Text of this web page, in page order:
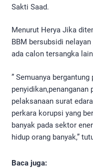
Sakti Saad.
Menurut Herya Jika
BBM bersubsidi
ada calon tersangka
” Semuanya
pelaksanaan surat
perkara korupsi yang
banyak pada sektor
hidup orang banyak,”
Baca juga: